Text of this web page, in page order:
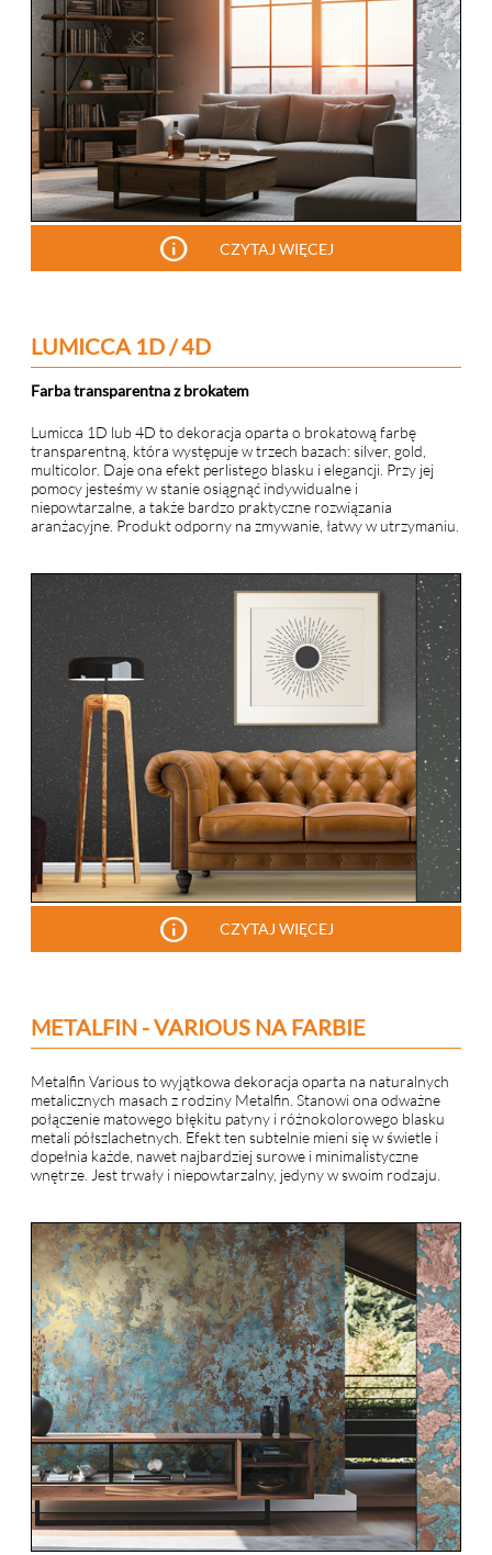
info CZYTAJ WIĘCEJ
LUMICCA 1D / 4D
Farba transparentna z brokatem
Lumicca 1D lub 4D to dekoracja oparta o brokatową farbę
transparentną, która występuje w trzech bazach: silver, gold,
multicolor. Daje ona efekt perlistego blasku i elegancji. Przy jej
pomocy jesteśmy w stanie osiągnąć indywidualne i
niepowtarzalne, a także bardzo praktyczne rozwiązania
aranżacyjne. Produkt odporny na zmywanie, łatwy w utrzymaniu.
info CZYTAJ WIĘCEJ
METALFIN - VARIOUS NA FARBIE
Metalfin Various to wyjątkowa dekoracja oparta na naturalnych
metalicznych masach z rodziny Metalfin. Stanowi ona odważne
połączenie matowego błękitu patyny i różnokolorowego blasku
metali półszlachetnych. Efekt ten subtelnie mieni się w świetle i
dopełnia każde, nawet najbardziej surowe i minimalistyczne
wnętrze. Jest trwały i niepowtarzalny, jedyny w swoim rodzaju.